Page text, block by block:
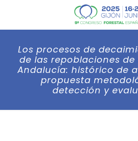
Los procesos de
de las repoblaciones
Andalucía: histórico de
propuesta
detección y